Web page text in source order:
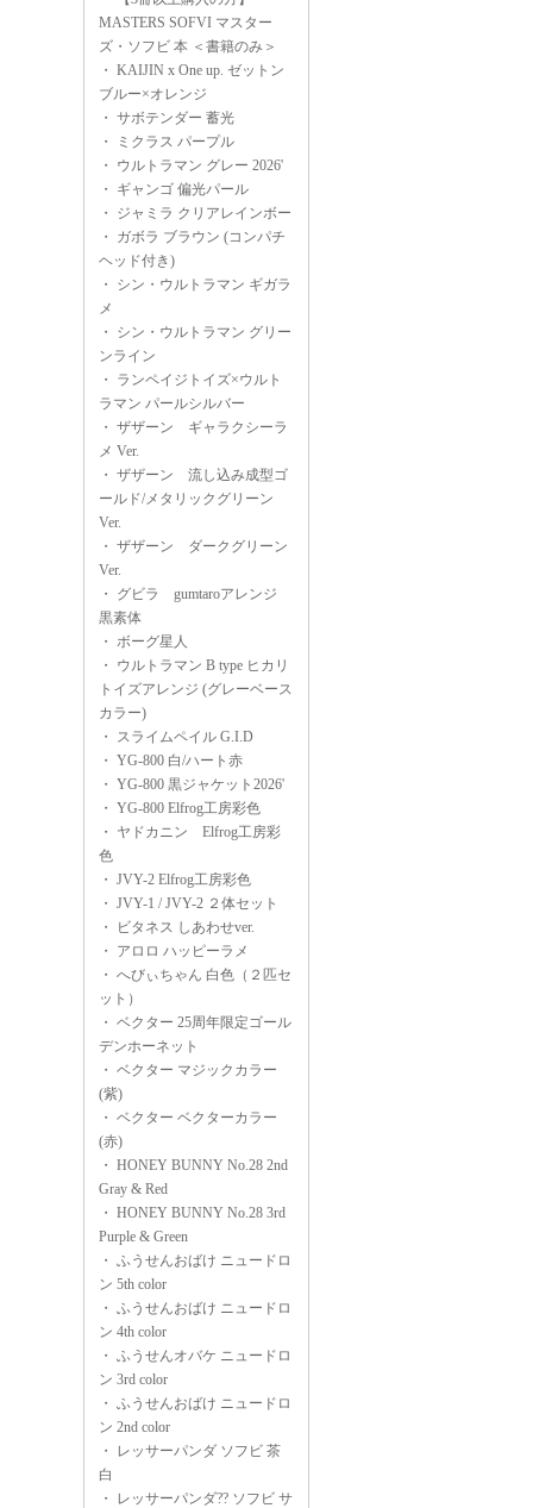
MASTERS SOFVI マスター
ズ・ソフビ 本 ＜書籍のみ＞
・ KAIJIN x One up. ゼットン
ブルー×オレンジ
・ サボテンダー 蓄光
・
ミクラス パープル
・ ウルトラマン グレー 2026'
・ ギャンゴ 偏光パール
・ ジャミラ クリアレインボー
・ ガボラ ブラウン (コンパチ
ヘッド付き)
・ シン・ウルトラマン ギガラ
メ
・ シン・ウルトラマン グリー
ンライン
・ ランペイジトイズ×ウルト
ラマン パールシルバー
・ ザザーン ギャラクシーラ
メ Ver.
・ ザザーン 流し込み成型ゴ
ールド/メタリックグリーン
Ver.
・ ザザーン ダークグリーン
Ver.
・ グビラ gumtaroアレンジ
黒素体
・ ボーグ星人
・ ウルトラマン B type ヒカリ
トイズアレンジ (グレーベース
カラー)
・ スライムペイル G.I.D
・ YG-800 白/ハート赤
・ YG-800 黒ジャケット2026'
・ YG-800 Elfrog工房彩色
・ ヤドカニン Elfrog工房彩
色
・ JVY-2 Elfrog工房彩色
・ JVY-1 / JVY-2 ２体セット
・
ビタネス しあわせver.
・ アロロ ハッピーラメ
・ へびぃちゃん 白色（２匹セ
ット）
・ ベクター 25周年限定ゴール
デンホーネット
・ ベクター マジックカラー
(紫)
・ ベクター ベクターカラー
(赤)
・ HONEY BUNNY No.28 2nd
Gray & Red
・ HONEY BUNNY No.28 3rd
Purple & Green
・ ふうせんおばけ ニュードロ
ン 5th color
・ ふうせんおばけ ニュードロ
ン 4th color
・ ふうせんオバケ ニュードロ
ン 3rd color
・ ふうせんおばけ ニュードロ
ン 2nd color
・
レッサーパンダ ソフビ 茶
白
・
レッサーパンダ?? ソフビ サ